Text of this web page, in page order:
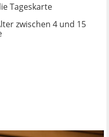
Tageskarte
zwischen 4 und 15